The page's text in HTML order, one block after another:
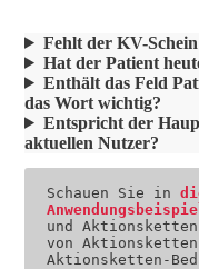
Fehlt der KV-
Hat der Patient
Enthält das Feld
das Wort wichtig?
Entspricht der
aktuellen Nutzer?
Schauen Sie in
und
von
Aktionsketten-